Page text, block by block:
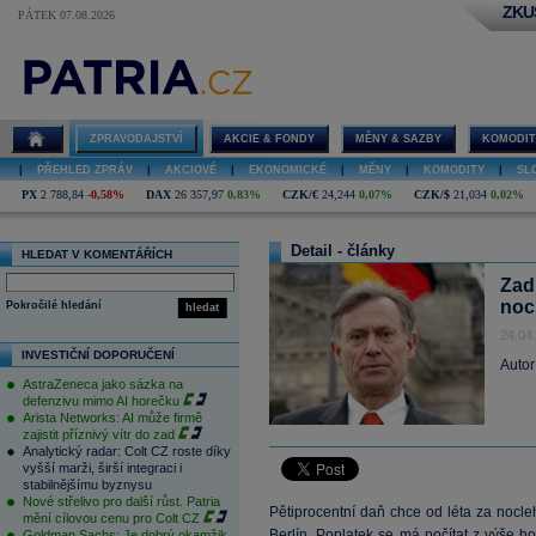
PÁTEK 07.08.2026
ZPRAVODAJSTVÍ AKCIE & FONDY MĚNY & SAZBY
PŘEHLED ZPRÁV AKCIOVÉ EKONOMICKÉ MĚNY KOMODITY
PX 2 788,84 -0,58% DAX 26 357,97 0,83% CZK/€ 24,244 0,07% CZK/$ 21,034 0,02%
HLEDAT V KOMENTÁŘÍCH
hledat
Pokročilé hledání
INVESTIČNÍ DOPORUČENÍ
AstraZeneca jako sázka na
defenzivu mimo AI horečku
Arista Networks: AI může firmě
zajistit příznivý vítr do zad
Analytický radar: Colt CZ roste díky
vyšší marži, širší integraci i
stabilnějšímu byznysu
Nové střelivo pro další růst. Patria
mění cílovou cenu pro Colt CZ
Detail - články
Pětiprocentní daň chce od léta za